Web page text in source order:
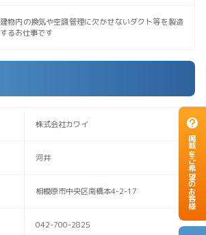
掲載をご希望のお客様
建物内の換気や空調管理に欠かせないダクト等を製造
するお仕事です
株式会社カワイ
河井
相模原市中央区南橋本4-2-17
042-700-2825